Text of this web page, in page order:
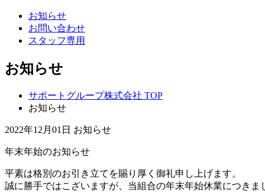
お知らせ
お問い合わせ
スタッフ専用
お知らせ
サポートグループ株式会社 TOP
お知らせ
2022年12月01日 お知らせ
年末年始のお知らせ
平素は格別のお引き立てを賜り厚く御礼申し上げます。
誠に勝手ではこざいますが、当組合の年末年始休業につき